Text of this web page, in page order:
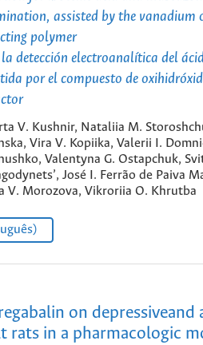
assisted by the vanadium
polymer
detección electroanalítica del
por el compuesto de
V. Kushnir, Nataliia M.
Vira V. Kopiika, Valerii I.
Valentyna G. Ostapchuk,
José I. Ferrão de Paiva
V. Morozova, Vikroriia O. Khrutba
on depressiveand
rats in a pharmacologic